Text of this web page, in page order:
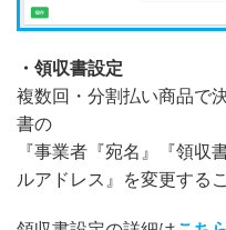
・領収書設定
複数回・分割払い商品で
書の
『事業者『宛名』『領収
ルアドレス』を変更する